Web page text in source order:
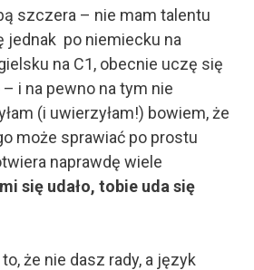
szczera – nie mam talentu
jednak po niemiecku na
na C1, obecnie uczę się
i na pewno na tym nie
(i uwierzyłam!) bowiem, że
może sprawiać po prostu
naprawdę wiele
się udało, tobie uda się
że nie dasz rady, a język